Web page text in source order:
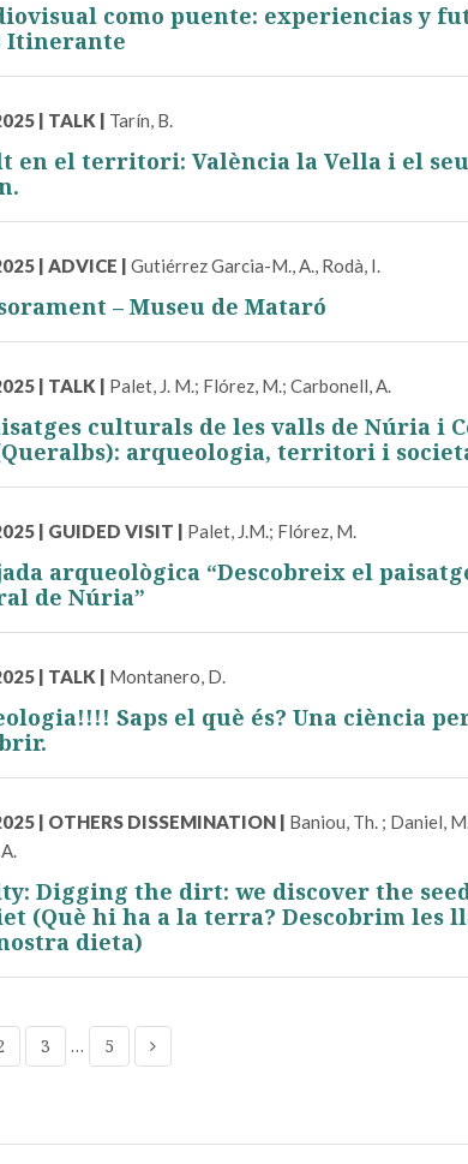
como puente: experiencias y
Itinerante
| TALK | Tarín, B.
en el territori: València la Vella i el seu
| ADVICE | Gutiérrez Garcia-M., A., Rodà, I.
– Museu de Mataró
| TALK | Palet, J. M.; Flórez, M.; Carbonell, A.
culturals de les valls de Núria i
arqueologia, territori i
| GUIDED VISIT | Palet, J.M.; Flórez, M.
arqueològica “Descobreix el
de Núria”
| TALK | Montanero, D.
Saps el què és? Una ciència
| OTHERS DISSEMINATION | Baniou, Th. ; Daniel,
Digging the dirt: we discover the
(Què hi ha a la terra? Descobrim les
dieta)
3 … 5